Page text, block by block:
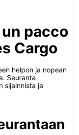
pacco
Cargo
helpon ja nopean
Seuranta
sijainnista ja